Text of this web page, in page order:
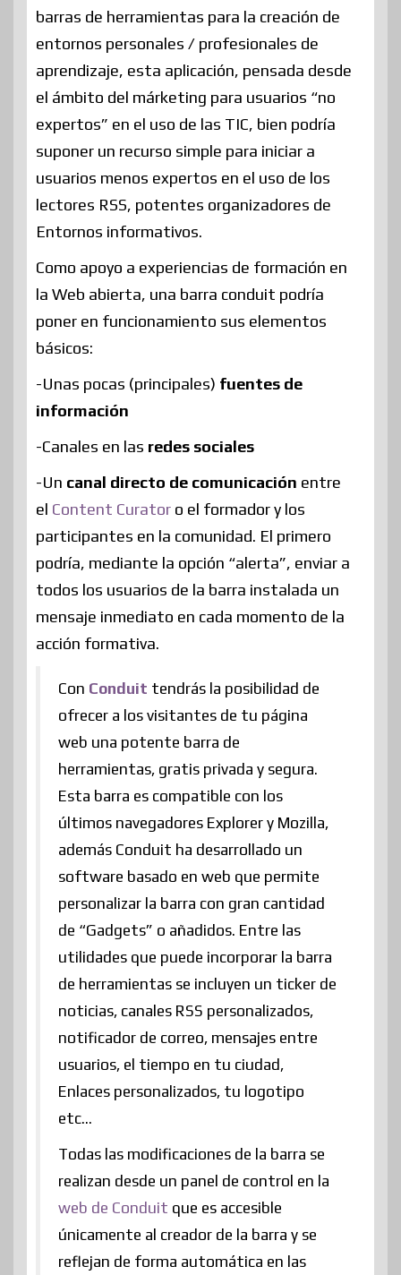
barras de herramientas para la creación de
entornos personales / profesionales de
aprendizaje, esta aplicación, pensada desde
el ámbito del márketing para usuarios “no
expertos” en el uso de las TIC, bien podría
suponer un recurso simple para iniciar a
usuarios menos expertos en el uso de los
lectores RSS, potentes organizadores de
Entornos informativos.
Como apoyo a experiencias de formación en
la Web abierta, una barra conduit podría
poner en funcionamiento sus elementos
básicos:
-Unas pocas (principales) fuentes de
información
-Canales en las redes sociales
-Un canal directo de comunicación entre
el Content Curator o el formador y los
participantes en la comunidad. El primero
podría, mediante la opción “alerta”, enviar a
todos los usuarios de la barra instalada un
mensaje inmediato en cada momento de la
acción formativa.
Con Conduit tendrás la posibilidad de
ofrecer a los visitantes de tu página
web una potente barra de
herramientas, gratis privada y segura.
Esta barra es compatible con los
últimos navegadores Explorer y Mozilla,
además Conduit ha desarrollado un
software basado en web que permite
personalizar la barra con gran cantidad
de “Gadgets” o añadidos. Entre las
utilidades que puede incorporar la barra
de herramientas se incluyen un ticker de
noticias, canales RSS personalizados,
notificador de correo, mensajes entre
usuarios, el tiempo en tu ciudad,
Enlaces personalizados, tu logotipo
etc…
Todas las modificaciones de la barra se
realizan desde un panel de control en la
web de Conduit que es accesible
únicamente al creador de la barra y se
reflejan de forma automática en las